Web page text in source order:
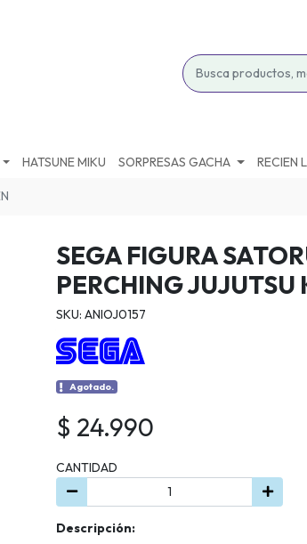
HATSUNE MIKU SORPRESAS GACHA RECIEN
SEGA FIGURA
PERCHING JUJUTSU
SKU: ANIOJ0157
Agotado.
$ 24.990
CANTIDAD
Descripción: